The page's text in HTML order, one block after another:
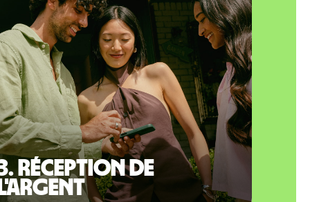
Réception de